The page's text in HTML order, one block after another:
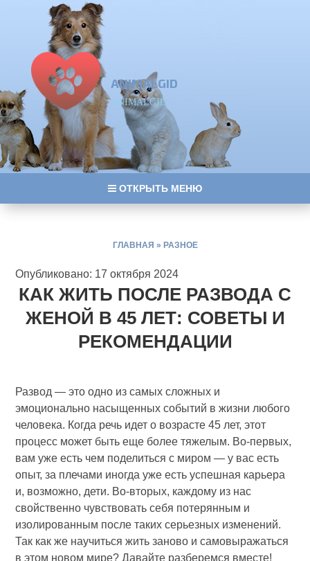
ANIMALGID
ANIMALGID
ОТКРЫТЬ МЕНЮ
ГЛАВНАЯ » РАЗНОЕ
Опубликовано: 17 октября 2024
КАК ЖИТЬ ПОСЛЕ РАЗВОДА С
ЖЕНОЙ В 45 ЛЕТ: СОВЕТЫ И
РЕКОМЕНДАЦИИ
Развод — это одно из самых сложных и
эмоционально насыщенных событий в жизни любого
человека. Когда речь идет о возрасте 45 лет, этот
процесс может быть еще более тяжелым. Во-первых,
вам уже есть чем поделиться с миром — у вас есть
опыт, за плечами иногда уже есть успешная карьера
и, возможно, дети. Во-вторых, каждому из нас
свойственно чувствовать себя потерянным и
изолированным после таких серьезных изменений.
Так как же научиться жить заново и самовыражаться
в этом новом мире? Давайте разберемся вместе!